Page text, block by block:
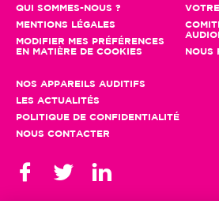
QUI SOMMES-NOUS ?
MENTIONS LÉGALES
MODIFIER MES PRÉFÉRENCES
EN MATIÈRE DE COOKIES
NOUS
NOS APPAREILS AUDITIFS
LES ACTUALITÉS
POLITIQUE DE CONFIDENTIALITÉ
NOUS CONTACTER